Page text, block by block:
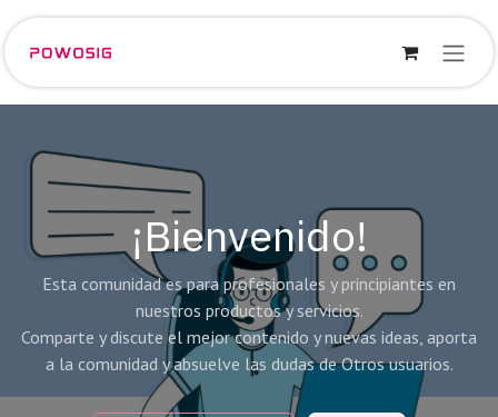
Ir al contenido
¡Bienvenido!
Esta comunidad es para profesionales y principiantes en
nuestros productos y servicios.
Comparte y discute el mejor contenido y nuevas ideas, aporta
a la comunidad y absuelve las dudas de Otros usuarios.